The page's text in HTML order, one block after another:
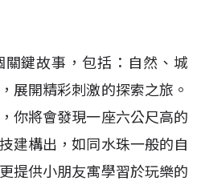
關鍵故事，包括：自然、城
展開精彩刺激的探索之旅。
你將會發現一座六公尺高的
建構出，如同水珠一般的自
提供小朋友寓學習於玩樂的